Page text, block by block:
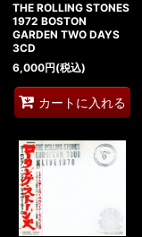
THE ROLLING STONES
1972 BOSTON
GARDEN TWO DAYS
3CD
6,000円(税込)
カートに入れる